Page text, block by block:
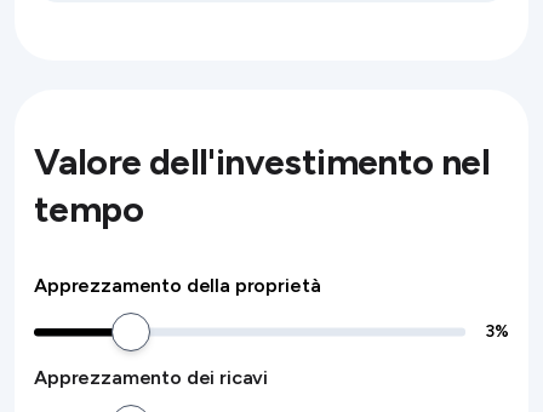
Valore dell'investimento nel
tempo
Apprezzamento della proprietà
3%
Apprezzamento dei ricavi